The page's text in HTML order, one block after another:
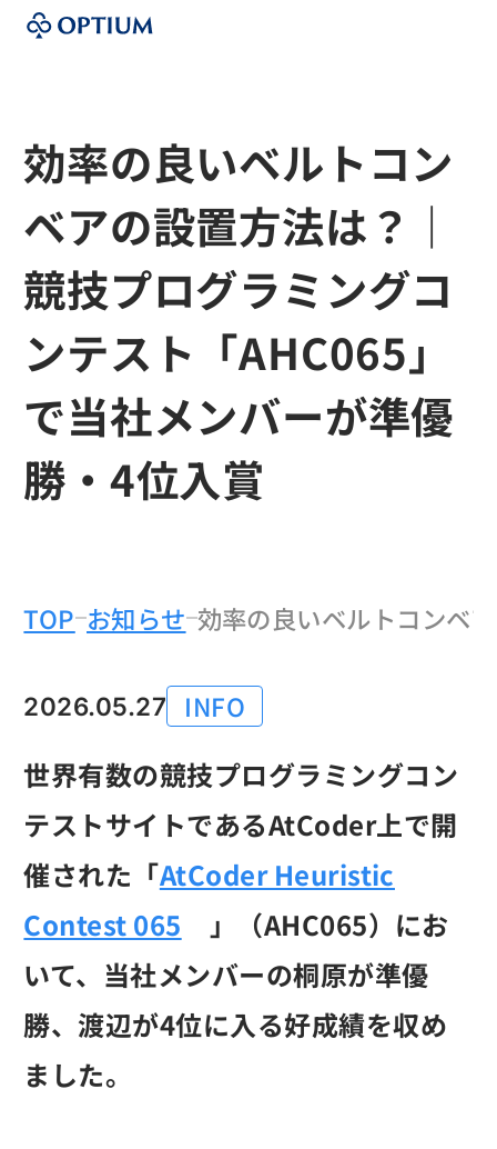
効率の良いベルトコン
ベアの設置方法は？｜
競技プログラミングコ
ンテスト「AHC065」
で当社メンバーが準優
勝・4位入賞
TOP お知らせのなかの
効率の良いベルトコンベ
2026.05.27
カテゴリー
INFO
世界有数の競技プログラミングコン
テストサイトであるAtCoder上で開
催された「AtCoder Heuristic
Contest 065
」（AHC065）にお
いて、当社メンバーの桐原が準優
勝、渡辺が4位に入る好成績を収め
ました。